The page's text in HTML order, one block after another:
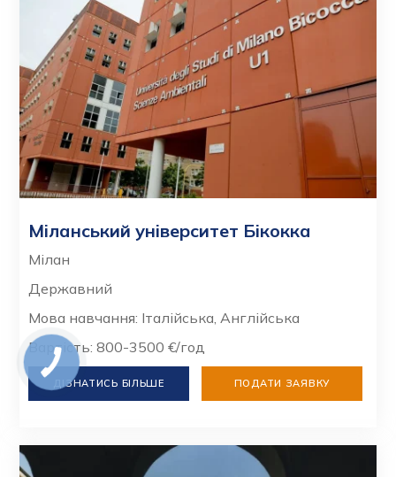
Міланський університет Бікокка
Мілан
Державний
Мова навчання: Італійська, Англійська
Вартість: 800-3500 €/год
ДІЗНАТИСЬ БІЛЬШЕ ПОДАТИ ЗАЯВКУ